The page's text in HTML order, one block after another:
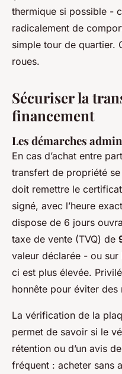
thermique si possible -
radicalement de
simple tour de quartier.
roues.
Sécuriser la
financement
Les démarches
En cas d’achat entre
transfert de propriété
doit remettre le
signé, avec l’heure
dispose de 6 jours
taxe de vente (TVQ) de
valeur déclarée - ou
ci est plus élevée.
honnête pour éviter des
La vérification de la
permet de savoir si le
rétention ou d’un avis
fréquent : acheter sans